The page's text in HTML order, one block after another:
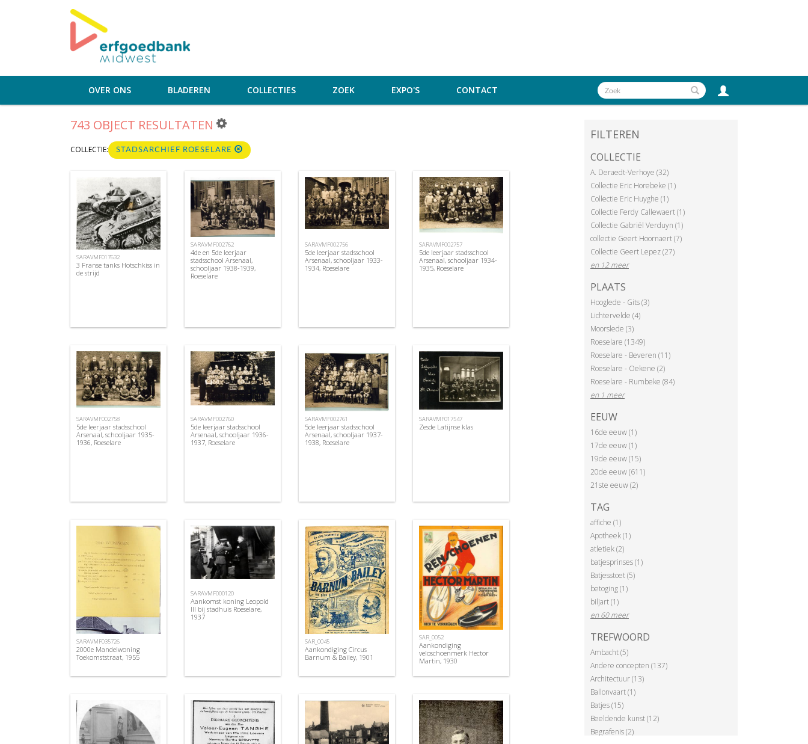
OVER ONS BLADEREN COLLECTIES ZOEK EXPO'S CONTACT
743 OBJECT RESULTATEN
COLLECTIE: STADSARCHIEF ROESELARE
SARAVMF017632
3 Franse tanks Hotschkiss in
de strijd
SARAVMF002762
4de en 5de leerjaar
stadsschool Arsenaal,
schooljaar 1938-1939,
Roeselare
SARAVMF002756
5de leerjaar stadsschool
Arsenaal, schooljaar 1933-
1934, Roeselare
SARAVMF002757
5de leerjaar stadsschool
Arsenaal, schooljaar 1934-
1935, Roeselare
SARAVMF002758
5de leerjaar stadsschool
Arsenaal, schooljaar 1935-
1936, Roeselare
SARAVMF002760
5de leerjaar stadsschool
Arsenaal, schooljaar 1936-
1937, Roeselare
SARAVMF002761
5de leerjaar stadsschool
Arsenaal, schooljaar 1937-
1938, Roeselare
SARAVMF017547
Zesde Latijnse klas
SARAVMF035726
2000e Mandelwoning
Toekomststraat, 1955
SARAVMF000120
Aankomst koning Leopold
III bij stadhuis Roeselare,
1937
SAR_0045
Aankondiging Circus
Barnum & Bailey, 1901
SAR_0052
Aankondiging
veloschoenmerk Hector
Martin, 1930
FILTEREN
COLLECTIE
A. Deraedt-Verhoye (32)
Collectie Eric Horebeke (1)
Collectie Eric Huyghe (1)
Collectie Ferdy Callewaert (1)
Collectie Gabriël Verduyn (1)
collectie Geert Hoornaert (7)
Collectie Geert Lepez (27)
en 12 meer
PLAATS
Hooglede - Gits (3)
Lichtervelde (4)
Moorslede (3)
Roeselare (1349)
Roeselare - Beveren (11)
Roeselare - Oekene (2)
Roeselare - Rumbeke (84)
en 1 meer
EEUW
16de eeuw (1)
17de eeuw (1)
19de eeuw (15)
20de eeuw (611)
21ste eeuw (2)
TAG
affiche (1)
Apotheek (1)
atletiek (2)
batjesprinses (1)
Batjesstoet (5)
betoging (1)
biljart (1)
en 60 meer
TREFWOORD
Ambacht (5)
Andere concepten (137)
Architectuur (13)
Ballonvaart (1)
Batjes (15)
Beeldende kunst (12)
Begrafenis (2)